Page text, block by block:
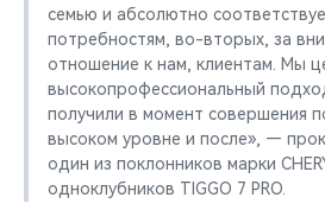
семью и абсолютно
потребностям, во-вторых, за
отношение к нам, клиентам. Мы
высокопрофессиональный
получили в момент совершения
высоком уровне и после», —
один из поклонников марки
одноклубников TIGGO 7 PRO.